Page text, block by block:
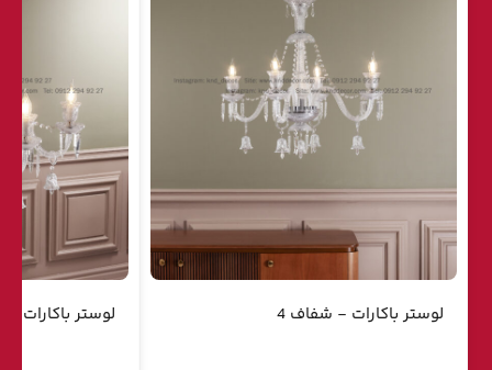
لوستر باکارات - شفاف 4 لوستر باکارات